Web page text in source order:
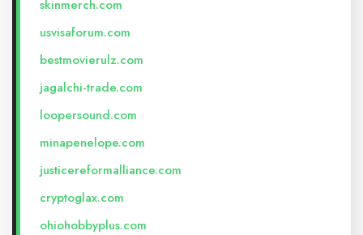
skinmerch.com
usvisaforum.com
bestmovierulz.com
jagalchi-trade.com
loopersound.com
minapenelope.com
justicereformalliance.com
cryptoglax.com
ohiohobbyplus.com